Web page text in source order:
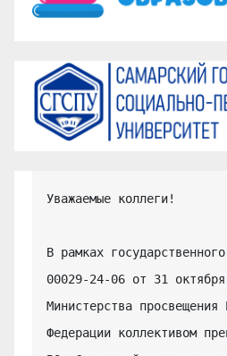
Уважаемые коллеги!
В рамках
00029-24-06 от 31
Министерства просвещения
Федерации коллективом